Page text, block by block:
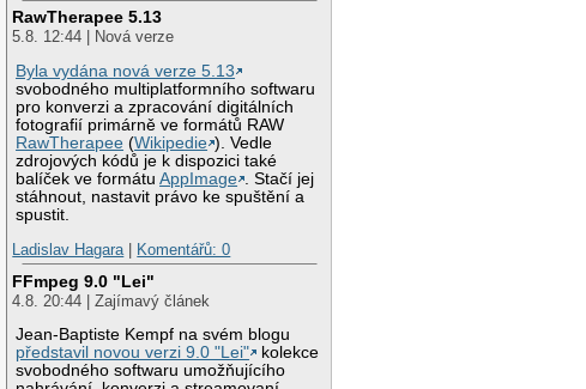
RawTherapee 5.13
5.8. 12:44 | Nová verze
Byla vydána nová verze 5.13
svobodného multiplatformního softwaru
pro konverzi a zpracování digitálních
fotografií primárně ve formátů RAW
RawTherapee (Wikipedie ). Vedle
zdrojových kódů je k dispozici také
balíček ve formátuAppImage
. Stačí jej
stáhnout, nastavit právo ke spuštění a
spustit.
Ladislav Hagara| Komentářů: 0
FFmpeg 9.0 "Lei"
4.8. 20:44 | Zajímavý článek
Jean-Baptiste Kempf na svém blogu
představil novou verzi 9.0 "Lei"
kolekce
svobodného softwaru umožňujícího